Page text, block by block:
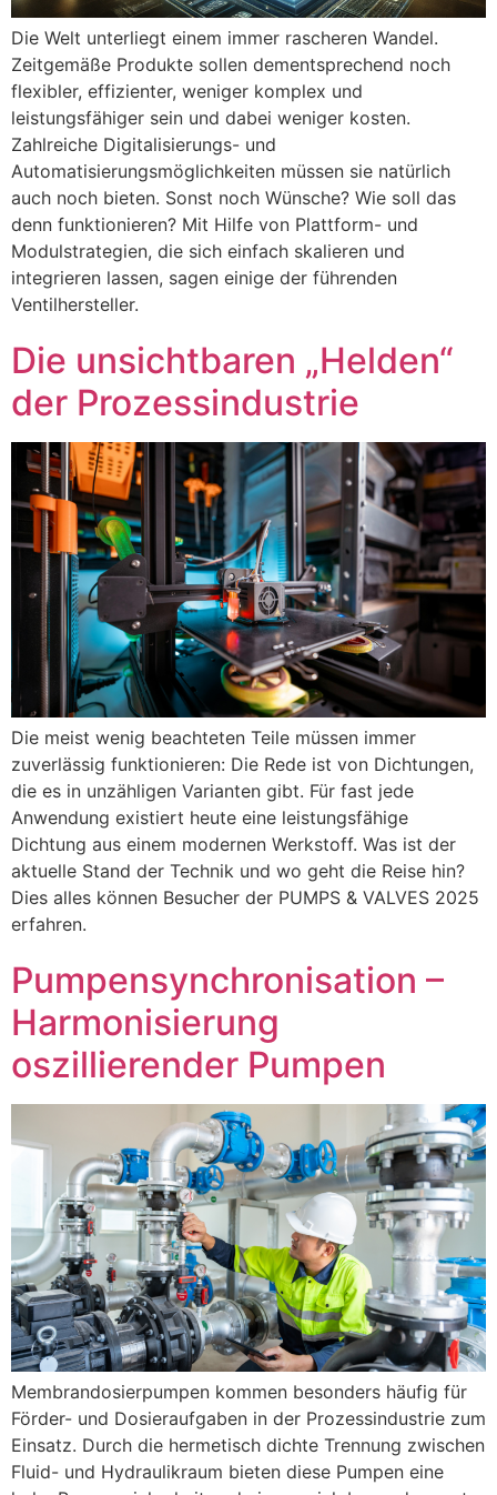
Die Welt unterliegt einem immer rascheren Wandel.
Zeitgemäße Produkte sollen dementsprechend noch
flexibler, effizienter, weniger komplex und
leistungsfähiger sein und dabei weniger kosten.
Zahlreiche Digitalisierungs- und
Automatisierungsmöglichkeiten müssen sie natürlich
auch noch bieten. Sonst noch Wünsche? Wie soll das
denn funktionieren? Mit Hilfe von Plattform- und
Modulstrategien, die sich einfach skalieren und
integrieren lassen, sagen einige der führenden
Ventilhersteller.
Die unsichtbaren „Helden“
der Prozessindustrie
Die meist wenig beachteten Teile müssen immer
zuverlässig funktionieren: Die Rede ist von Dichtungen,
die es in unzähligen Varianten gibt. Für fast jede
Anwendung existiert heute eine leistungsfähige
Dichtung aus einem modernen Werkstoff. Was ist der
aktuelle Stand der Technik und wo geht die Reise hin?
Dies alles können Besucher der PUMPS & VALVES 2025
erfahren.
Pumpensynchronisation –
Harmonisierung
oszillierender Pumpen
Membrandosierpumpen kommen besonders häufig für
Förder- und Dosieraufgaben in der Prozessindustrie zum
Einsatz. Durch die hermetisch dichte Trennung zwischen
Fluid- und Hydraulikraum bieten diese Pumpen eine